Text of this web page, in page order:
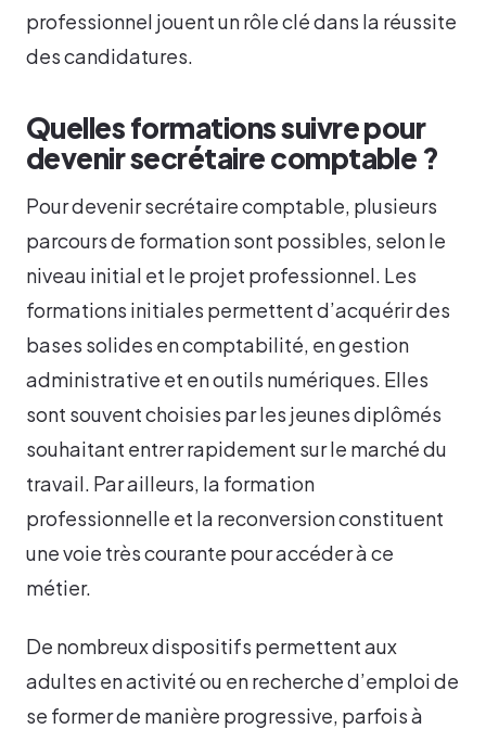
professionnel jouent un rôle clé dans la réussite
des candidatures.
Quelles formations suivre pour
devenir secrétaire comptable ?
Pour devenir secrétaire comptable, plusieurs
parcours de formation sont possibles, selon le
niveau initial et le projet professionnel. Les
formations initiales permettent d’acquérir des
bases solides en comptabilité, en gestion
administrative et en outils numériques. Elles
sont souvent choisies par les jeunes diplômés
souhaitant entrer rapidement sur le marché du
travail. Par ailleurs, la formation
professionnelle et la reconversion constituent
une voie très courante pour accéder à ce
métier.
De nombreux dispositifs permettent aux
adultes en activité ou en recherche d’emploi de
se former de manière progressive, parfois à